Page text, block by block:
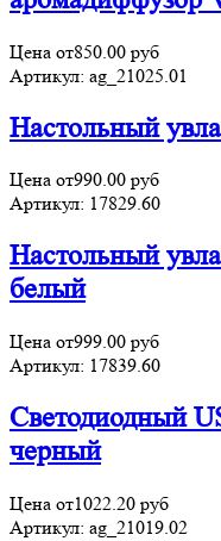
Цена от850.00 руб
Артикул: ag_21025.01
Настольный
Цена от990.00 руб
Артикул: 17829.60
Настольный
белый
Цена от999.00 руб
Артикул: 17839.60
Светодиодный
черный
Цена от1022.20 руб
Артикул: ag_21019.02